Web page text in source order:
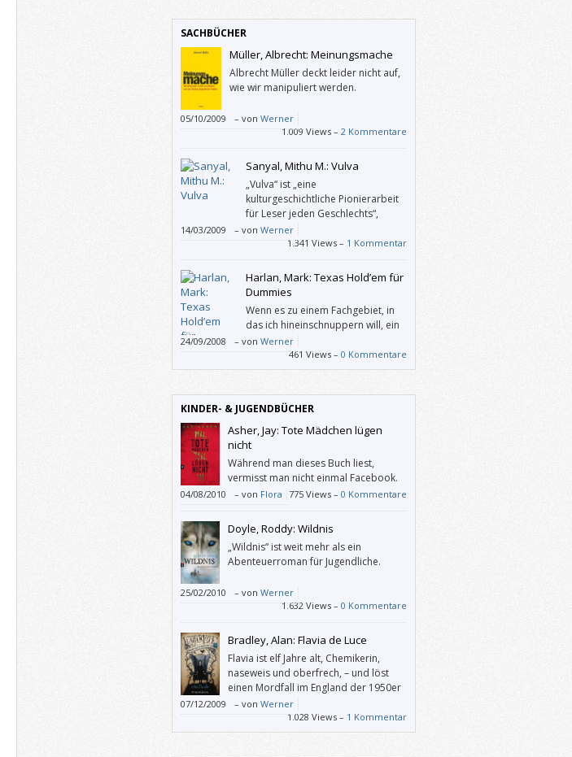
SACHBÜCHER
Müller, Albrecht: Meinungsmache
Albrecht Müller deckt leider nicht auf,
wie wir manipuliert werden.
05/10/2009 – von Werner
1.009 Views – 2 Kommentare
Sanyal, Mithu M.: Vulva
„Vulva“ ist „eine
kulturgeschichtliche Pionierarbeit
für Leser jeden Geschlechts“,
behauptet der Verlag, und
zumindest das mit „jedem Geschlecht“ stimmt,
auch wenn man sich als Mann nicht wohl dabei
fühlt, dieses Buch in der Öffentlichkeit zu lesen (–
man könnte ja für einen Spanner gehalten
werden). Doch das ist bei weitem weniger
schlimm, als wenn mir – wie den Frauen über
Jahrtausende hinweg – suggeriert worden wäre,
ich hätte gar kein Geschlechtsorgan oder auf
jeden Fall kein richtiges.
14/03/2009 – von Werner
1.341 Views – 1 Kommentar
Harlan, Mark: Texas Hold’em für
Dummies
Wenn es zu einem Fachgebiet, in
das ich hineinschnuppern will, ein
„für Dummies“-Buch gibt, schaue
ich mir zwar möglichst viele andere
Publikationen zum Thema an, doch
Denn da weiß ich, was ich kaufe: Die AutorInnen
sind ExpterInnen mit Praxis, erläutern alles
wirklich verständlich – und mit Humor.
24/09/2008 – von Werner
461 Views – 0 Kommentare
KINDER- & JUGENDBÜCHER
Asher, Jay: Tote Mädchen lügen
nicht
Während man dieses Buch liest,
vermisst man nicht einmal Facebook.
04/08/2010 – von Flora 775 Views – 0 Kommentare
Doyle, Roddy: Wildnis
„Wildnis“ ist weit mehr als ein
Abenteuerroman für Jugendliche.
25/02/2010 – von Werner
1.632 Views – 0 Kommentare
Bradley, Alan: Flavia de Luce
Flavia ist elf Jahre alt, Chemikerin,
naseweis und oberfrech, – und löst
einen Mordfall im England der 1950er
Jahre.
07/12/2009 – von Werner
1.028 Views – 1 Kommentar